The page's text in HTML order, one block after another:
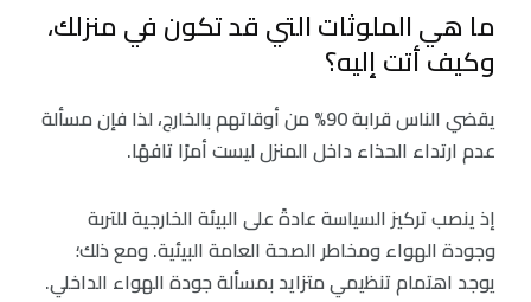
ما هي الملوثات التي قد تكون في منزلك،
وكيف أتت إليه؟
يقضي الناس قرابة 90% من أوقاتهم بالخارج، لذا فإن مسألة
عدم ارتداء الحذاء داخل المنزل ليست أمرًا تافهًا.
إذ ينصب تركيز السياسة عادةً على البيئة الخارجية للتربة
وجودة الهواء ومخاطر الصحة العامة البيئية. ومع ذلك؛
يوجد اهتمام تنظيمي متزايد بمسألة جودة الهواء الداخلي.